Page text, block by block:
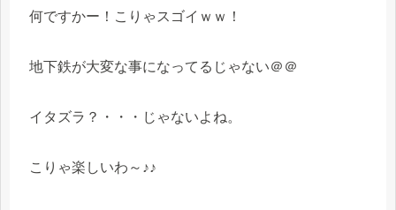
何ですかー！こりゃスゴイｗｗ！
地下鉄が大変な事になってるじゃない＠＠
イタズラ？・・・じゃないよね。
こりゃ楽しいわ～♪♪